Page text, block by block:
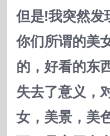
但是!我突然发
你们所谓的美
的，好看的东
失去了意义，
女，美景，美